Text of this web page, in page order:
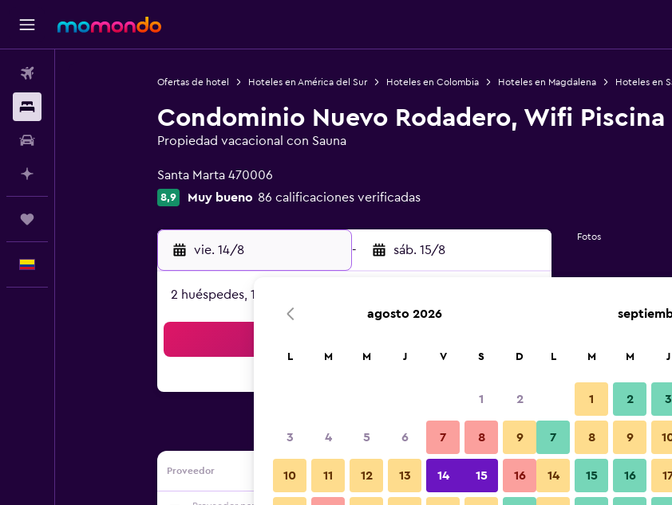
Ofertas de hotel Hoteles en América del Sur Hoteles en Colombia Hoteles en Magdalena Hoteles en
Condominio Nuevo Rodadero, Wifi Piscina
Propiedad vacacional con Sauna
Santa Marta 470006
8,9 Muy bueno 86 calificaciones verificadas
vie. 14/8 - sáb. 15/8
2 huéspedes, 1 habitación
Proveedor
Fotos
agosto 2026
L M M J V S D
1 2
3 4 5 6 7 8 9
10 11 12 13 14 15 16
L M M J
1 2 3
7 8 9
14 15 16